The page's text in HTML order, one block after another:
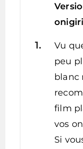
Vu
peu
blanc
film
vos
Si